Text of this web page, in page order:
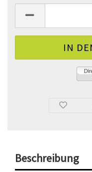
Beschreibung